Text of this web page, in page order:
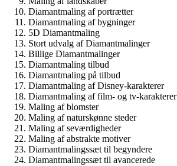
Diamantmaling af portrætter
Diamantmaling af bygninger
5D Diamantmaling
Stort udvalg af Diamantmalinger
Billige Diamantmalinger
Diamantmaling tilbud
Diamantmaling på tilbud
Diamantmaling af Disney-karakterer
Diamantmaling af film- og tv-karakterer
Maling af blomster
Maling af naturskønne steder
Maling af seværdigheder
Maling af abstrakte motiver
Diamantmalingssæt til begyndere
Diamantmalingssæt til avancerede